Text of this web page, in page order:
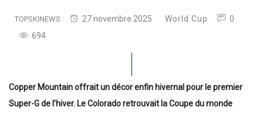
TOPSKINEWS 27 novembre 2025 World Cup
0
694
Copper Mountain offrait un décor enfin hivernal pour le premier
Super-G de l’hiver. Le Colorado retrouvait la Coupe du monde